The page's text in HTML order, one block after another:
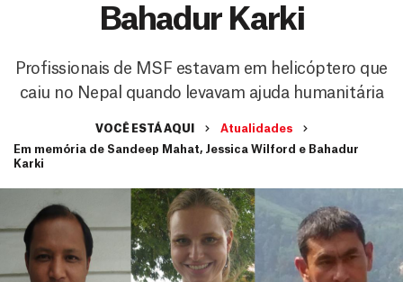
Bahadur Karki
Profissionais de MSF estavam em helicóptero que
caiu no Nepal quando levavam ajuda humanitária
VOCÊ ESTÁ AQUI
Atualidades
Em memória de Sandeep Mahat, Jessica Wilford e Bahadur
Karki